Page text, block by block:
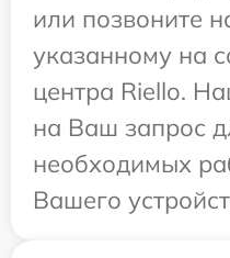
или позвоните
указанному на
центра Riello.
на Ваш запрос
необходимых
Вашего